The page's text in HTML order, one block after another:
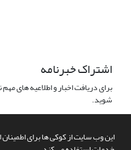
این وب سایت از کوکی ها برای اطمینان
اشتراک خبرنامه
برای دریافت اخبار و اطلاعیه های
شوید.